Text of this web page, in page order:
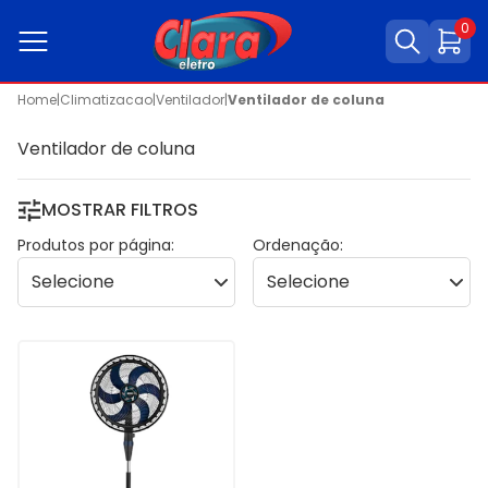
0
Home|Climatizacao|Ventilador|Ventilador de coluna
Ventilador de coluna
MOSTRAR FILTROS
Produtos por página: Ordenação: